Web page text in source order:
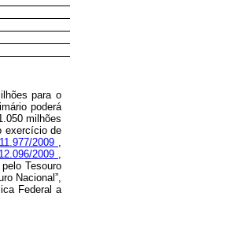
para o
poderá
milhões
exercício de
2009 ,
2009 ,
Tesouro
Nacional”,
Federal a